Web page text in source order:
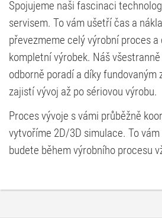
Spojujeme naši fascinaci
servisem. To vám ušetří čas a
převezmeme celý výrobní proces a
kompletní výrobek. Náš
odborně poradí a díky fundovaným
zajistí vývoj až po sériovou výrobu.
Proces vývoje s vámi průběžně
vytvoříme 2D/3D simulace. To
budete během výrobního procesu